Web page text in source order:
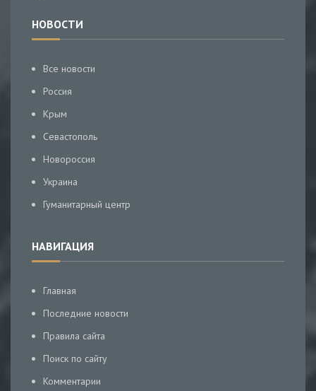
НОВОСТИ
Все новости
Россия
Крым
Севастополь
Новороссия
Украина
Гуманитарный центр
НАВИГАЦИЯ
Главная
Последние новости
Правила сайта
Поиск по сайту
Комментарии